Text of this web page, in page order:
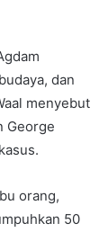
dan
menyebut
George
orang,
50